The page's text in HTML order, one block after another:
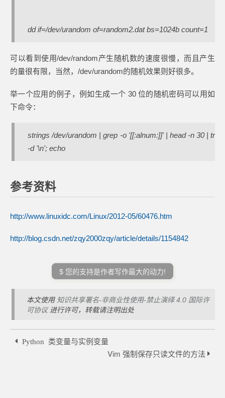
dd if=/dev/urandom of=random2.dat bs=1024b count=1
可以看到使用/dev/random产生随机数的速度很慢，而且产生
的量很有限，当然，/dev/urandom的随机效果则好很多。
举一个应用的例子，例如生成一个 30 位的随机密码可以用如
下命令：
strings /dev/urandom | grep -o '[[:alnum:]]' | head -n 30 | tr
-d '\n'; echo
参考资料
http://www.linuxidc.com/Linux/2012-05/60476.htm
http://blog.csdn.net/zqy2000zqy/article/details/1154842
$ 您的支持是作者写作最大的动力!
本文使用 知识共享署名-非商业性使用-禁止演绎 4.0 国际许
可协议 进行许可，转载请注明出处
Python 类变量与实例变量
Vim 强制保存只读文件的方法